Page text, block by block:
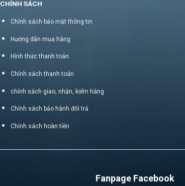
CHÍNH SÁCH
Chính sách bảo mật thông tin
Hướng dẫn mua hàng
Hình thức thanh toán
Chính sách thanh toán
chính sách giao, nhận, kiểm hàng
Chính sách bảo hành đổi trả
Chính sách hoàn tiền
Fanpage Facebook